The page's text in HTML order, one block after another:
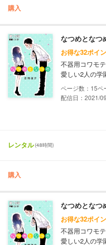
購入
なつめとなつ
お得な32ポイ
不器用コワモ
愛しい2人の学
15
配信日：2021/
レンタル(48時間)
購入
なつめとなつ
お得な32ポイ
不器用コワモ
愛しい2人の学